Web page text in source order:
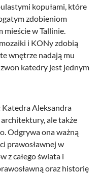
kopułami, które
zdobieniom
mieście w Tallinie.
i KONy zdobią
wnętrze nadają mu
katedry jest jednym
Katedra Aleksandra
ale także
Odgrywa ona ważną
prawosławnej w
z całego świata i
oraz historię